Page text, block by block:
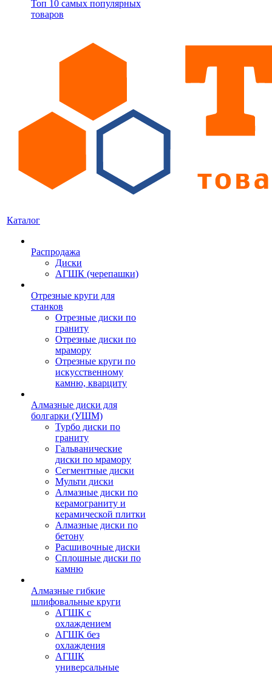
Топ 10 самых популярных
товаров
Каталог
Распродажа
Диски
АГШК (черепашки)
Отрезные круги для
станков
Отрезные диски по
граниту
Отрезные диски по
мрамору
Отрезные круги по
искусственному
камню, кварциту
Алмазные диски для
болгарки (УШМ)
Турбо диски по
граниту
Гальванические
диски по мрамору
Сегментные диски
Мульти диски
Алмазные диски по
керамограниту и
керамической плитки
Алмазные диски по
бетону
Расшивочные диски
Сплошные диски по
камню
Алмазные гибкие
шлифовальные круги
АГШК с
охлаждением
АГШК без
охлаждения
АГШК
универсальные